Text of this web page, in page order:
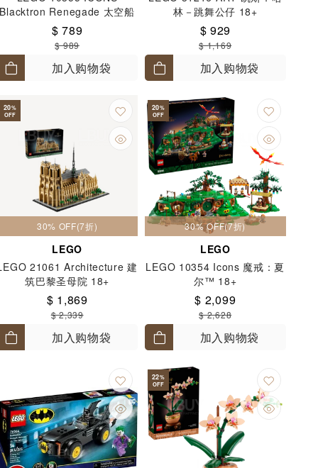
Blacktron Renegade 太空船
18+
$ 789
$ 989
加入购物袋
林－跳舞公仔 18+
$ 929
$ 1,169
加入购物袋
20%
OFF
30% OFF(7折)
LEGO
21061 Architecture 建
筑巴黎圣母院 18+
$ 1,869
$ 2,339
加入购物袋
20%
OFF
30% OFF(7折)
LEGO
LEGO 10354 Icons 魔戒：夏
尔™ 18+
$ 2,099
$ 2,628
加入购物袋
22%
OFF